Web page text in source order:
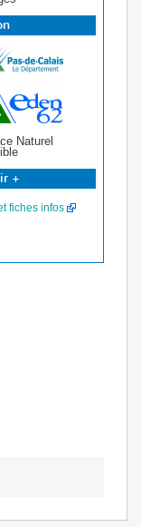
Naturel
+
fiches infos